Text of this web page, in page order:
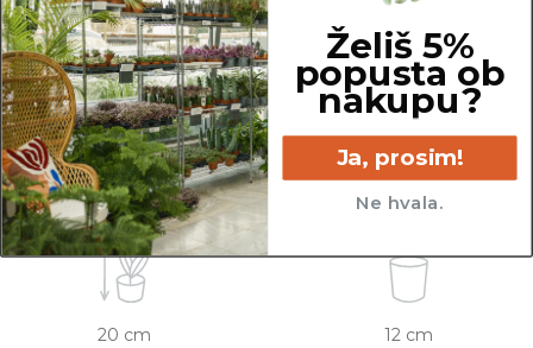
pregledamo in zagotovimo, da gredo na pot
zdrave in čim bolj podobne izdelku na fotografiji.
Vse rastline so primarno v plastičnih sadilnih
lončkih. Višino sadilnega lonca je možno razbrati
iz slike z metrom. Okrasni lonec ni vključen v
ceno.
20 cm 12 cm
Želiš 5%
popusta ob
nakupu?
Ja, prosim!
Ne hvala.